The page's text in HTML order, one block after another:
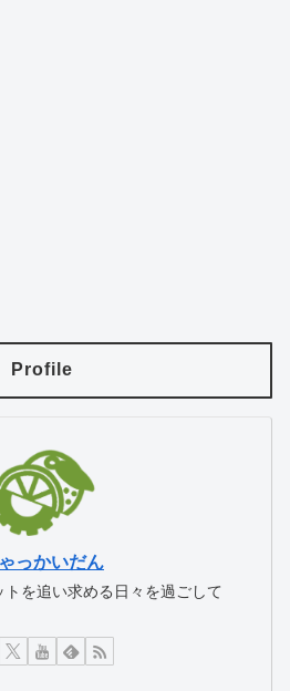
Profile
っかいだん
を追い求める日々を過ごして